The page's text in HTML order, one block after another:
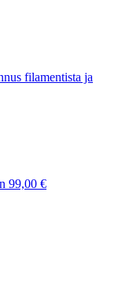
filamentista ja
99,00 €